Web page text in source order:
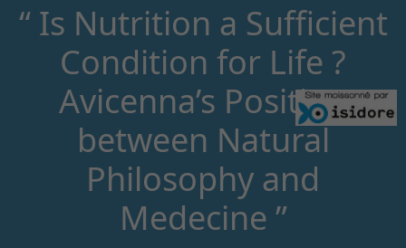
“ Is Nutrition a Sufficient
Condition for Life ?
Avicenna’s Position
between Natural
Philosophy and
Medecine ”